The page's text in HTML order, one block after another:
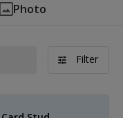
Photo
Filter